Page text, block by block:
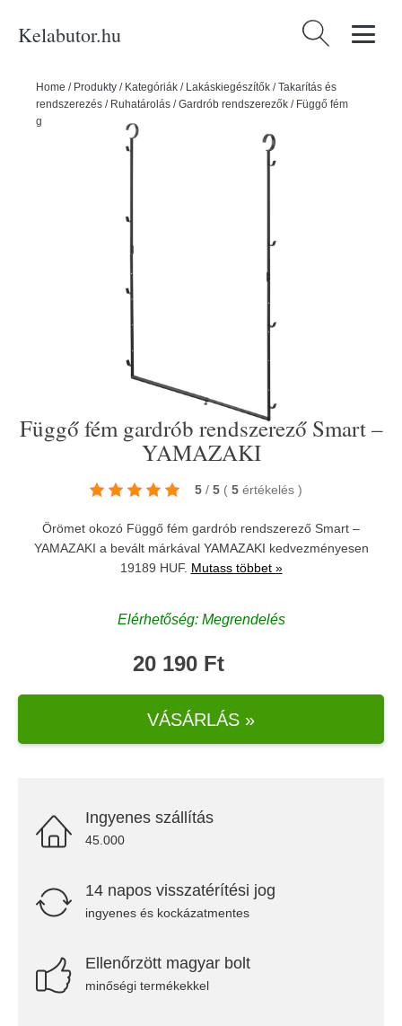
Kelabutor.hu Keresés:
Home / Produkty / Kategóriák / Lakáskiegészítők /Takarítás és
rendszerezés / Ruhatárolás /Gardrób rendszerezők / Függő fém
gardrób rendszerező Smart – YAMAZAKI
Függő fém gardrób rendszerező Smart –
YAMAZAKI
5 / 5 ( 5 értékelés )
Örömet okozó Függő fém gardrób rendszerező Smart –
YAMAZAKI a bevált márkával YAMAZAKI kedvezményesen
19189 HUF. Mutass többet »
Elérhetőség: Megrendelés
20 190 Ft
VÁSÁRLÁS »
Ingyenes szállítás
45.000
14 napos visszatérítési jog
ingyenes és kockázatmentes
Ellenőrzött magyar bolt
minőségi termékekkel